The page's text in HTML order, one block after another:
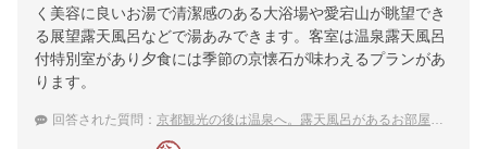
く美容に良いお湯で清潔感のある大浴場や愛宕山が眺望でき
る展望露天風呂などで湯あみできます。客室は温泉露天風呂
付特別室があり夕食には季節の京懐石が味わえるプランがあ
ります。
回答された質問： 京都観光の後は温泉へ。露天風呂があるお部屋に泊まりたい。